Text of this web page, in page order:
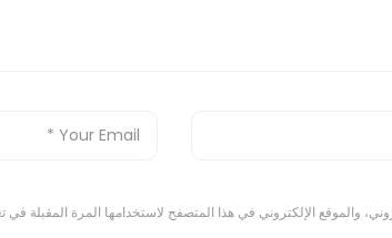
والموقع الإلكتروني في هذا المتصفح لاستخدامها المرة المقبلة في